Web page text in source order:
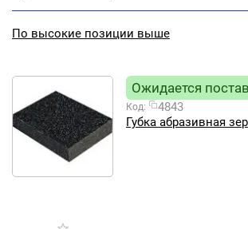
По высокие позиции выше
Ожидается
Код:
4843
Губка абразивная